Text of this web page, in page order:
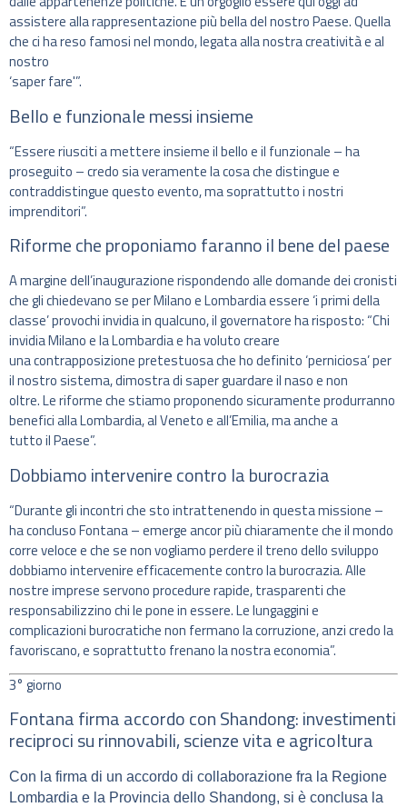
assistere alla rappresentazione più bella del nostro Paese. Quella
che ci ha reso famosi nel mondo, legata alla nostra creatività e al
nostro
‘saper fare'”.
Bello e funzionale messi insieme
“Essere riusciti a mettere insieme il bello e il funzionale – ha
proseguito – credo sia veramente la cosa che distingue e
contraddistingue questo evento, ma soprattutto i nostri
imprenditori”.
Riforme che proponiamo faranno il bene del paese
A margine dell’inaugurazione rispondendo alle domande dei cronisti
che gli chiedevano se per Milano e Lombardia essere ‘i primi della
classe’ provochi invidia in qualcuno, il governatore ha risposto: “Chi
invidia Milano e la Lombardia e ha voluto creare
una contrapposizione pretestuosa che ho definito ‘perniciosa’ per
il nostro sistema, dimostra di saper guardare il naso e non
oltre. Le riforme che stiamo proponendo sicuramente produrranno
benefici alla Lombardia, al Veneto e all’Emilia, ma anche a
tutto il Paese”.
Dobbiamo intervenire contro la burocrazia
“Durante gli incontri che sto intrattenendo in questa missione –
ha concluso Fontana – emerge ancor più chiaramente che il mondo
corre veloce e che se non vogliamo perdere il treno dello sviluppo
dobbiamo intervenire efficacemente contro la burocrazia. Alle
nostre imprese servono procedure rapide, trasparenti che
responsabilizzino chi le pone in essere. Le lungaggini e
complicazioni burocratiche non fermano la corruzione, anzi credo la
favoriscano, e soprattutto frenano la nostra economia”.
3° giorno
Fontana firma accordo con Shandong: investimenti
reciproci su rinnovabili, scienze vita e agricoltura
Con la firma di un accordo di collaborazione fra la Regione
Lombardia e la Provincia dello Shandong, si è conclusa la